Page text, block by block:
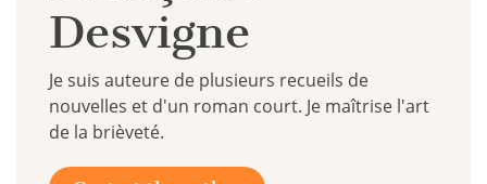
Desvigne
Je suis auteure de plusieurs recueils de
nouvelles et d'un roman court. Je maîtrise l'art
de la brièveté.